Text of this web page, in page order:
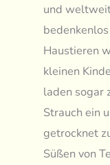
und
Haustieren
kleinen
laden sogar
Strauch ein
getrocknet
Süßen von